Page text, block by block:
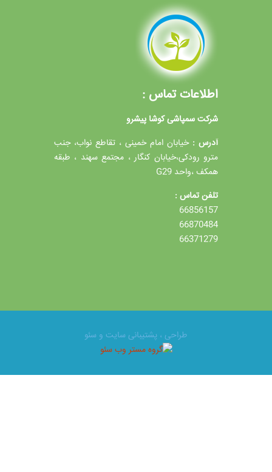
اطلاعات تماس :
شرکت سمپاشی کوشا پیشرو
آدرس : خیابان امام خمینی ، تقاطع نواب، جنب
مترو رودکی،خیابان کنگار ، مجتمع سهند ، طبقه
همکف ،واحد G29
تلفن تماس :
66856157
66870484
66371279
طراحی ، پشتیبانی سایت و سئو